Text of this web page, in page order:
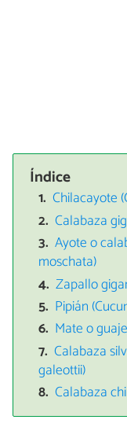
Índice
Chilacayote
Calabaza
Ayote o
moschata)
Zapallo
Pipián
Mate o
Calabaza
galeottii)
Calabaza